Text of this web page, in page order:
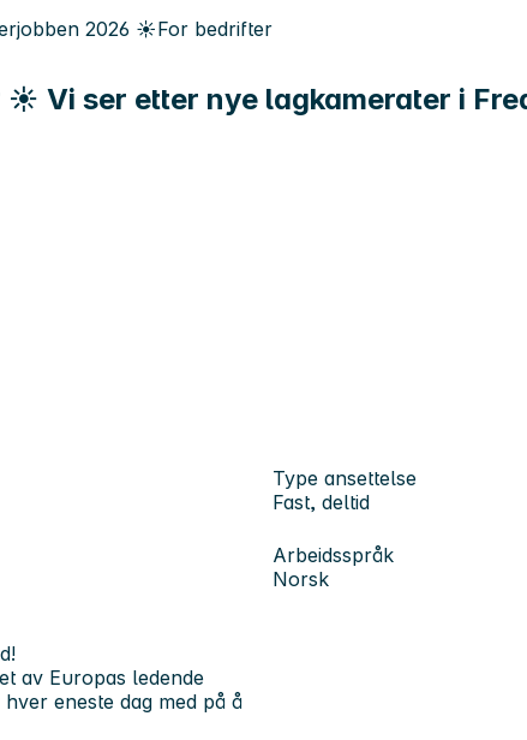
2026 ☀️For bedrifter
Vi ser etter nye lagkamerater i
Type ansettelse
Fast, deltid
Arbeidsspråk
Norsk
av Europas ledende
eneste dag med på å